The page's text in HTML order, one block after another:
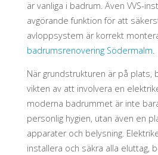
är vanliga i badrum. Även VVS-
avgörande funktion för att
avloppsystem är korrekt
badrumsrenovering Södermalm.
När grundstrukturen är på plats,
vikten av att involvera en
moderna badrummet är inte
personlig hygien, utan även en
apparater och belysning.
installera och säkra alla eluttag,